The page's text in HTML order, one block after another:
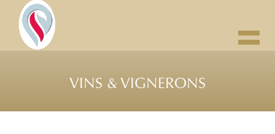
VINS & VIGNERONS